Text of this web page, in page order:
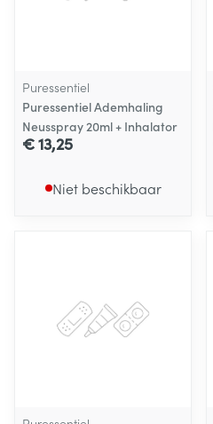
Puressentiel
Puressentiel Ademhaling
Neusspray 20ml + Inhalator
€ 13,25
Niet beschikbaar